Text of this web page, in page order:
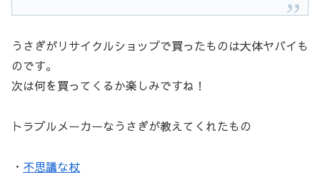
うさぎがリサイクルショップで買ったものは大体ヤバイも
のです。
次は何を買ってくるか楽しみですね！
トラブルメーカーなうさぎが教えてくれたもの
・ 不思議な杖